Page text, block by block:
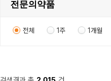
전체 1주 1개월